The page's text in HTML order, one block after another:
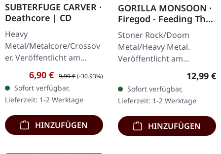
SUBTERFUGE CARVER ·
Deathcore | CD
Heavy
Metal/Metalcore/Crossov
er. Veröffentlicht am
08.02.2008, auf Supreme
Chaos Records. CD im
Jewelcase mit 12-seitigem
Booklet. Subterfuge
Carver…
Verkaufspreis:
6,90 € Regulärer Preis:
9,99 €(-30.93%)
Sofort verfügbar,
Lieferzeit: 1-2 Werktage
HINZUFÜGEN
GORILLA MONSOON ·
Firegod - Feeding The
Beast | CD
Stoner Rock/Doom
Metal/Heavy Metal.
Veröffentlicht am
11.05.2018, auf Supreme
Chaos Records. CD im
Jewelcase mit 8-seitigem
Booklet. Das dritte
Album…
12,99 €
Sofort verfügbar,
Lieferzeit: 1-2 Werktage
HINZUFÜGEN